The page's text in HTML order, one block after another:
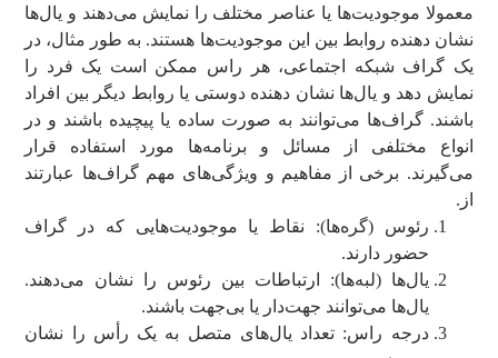
معمولا موجودیت‌ها یا عناصر مختلف را نمایش می‌دهند و یال‌ها
نشان دهنده روابط بین این موجودیت‌ها هستند. به طور مثال، در
یک گراف شبکه اجتماعی، هر راس ممکن است یک فرد را
نمایش دهد و یال‌ها نشان دهنده دوستی یا روابط دیگر بین افراد
باشند. گراف‌ها می‌توانند به صورت ساده یا پیچیده باشند و در
انواع مختلفی از مسائل و برنامه‌ها مورد استفاده قرار
می‌گیرند. برخی از مفاهیم و ویژگی‌های مهم گراف‌ها عبارتند
از.
رئوس (گره‌ها): نقاط یا موجودیت‌هایی که در گراف
حضور دارند.
یال‌ها (لبه‌ها): ارتباطات بین رئوس را نشان می‌دهند.
یال‌ها می‌توانند جهت‌دار یا بی‌جهت باشند.
درجه راس: تعداد یال‌های متصل به یک رأس را نشان